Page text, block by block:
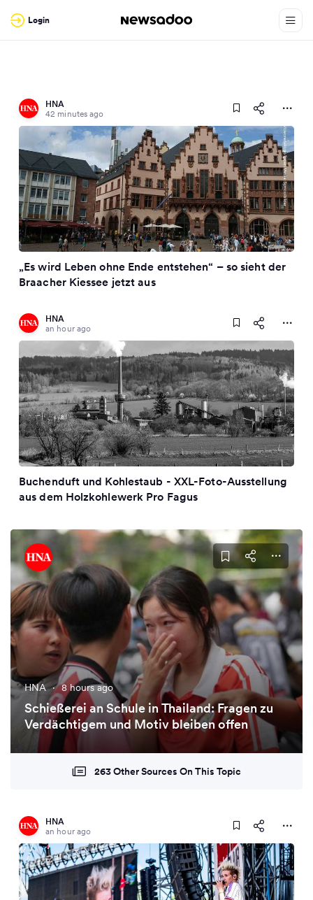
Login
HNA
42 minutes ago
„Es wird Leben ohne Ende entstehen“ – so sieht der
Braacher Kiessee jetzt aus
HNA
an hour ago
Buchenduft und Kohlestaub - XXL-Foto-Ausstellung
aus dem Holzkohlewerk Pro Fagus
HNA · 8 hours ago
Schießerei an Schule in Thailand: Fragen zu
Verdächtigem und Motiv bleiben offen
263 Other Sources On This Topic
HNA
an hour ago